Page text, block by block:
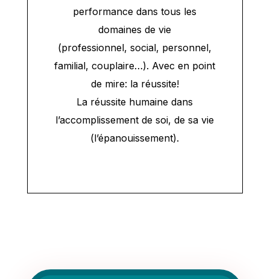
performance dans tous les
domaines de vie
(professionnel, social, personnel,
familial, couplaire…). Avec en point
de mire: la réussite!
La réussite humaine dans
l’accomplissement de soi, de sa vie
(l’épanouissement).